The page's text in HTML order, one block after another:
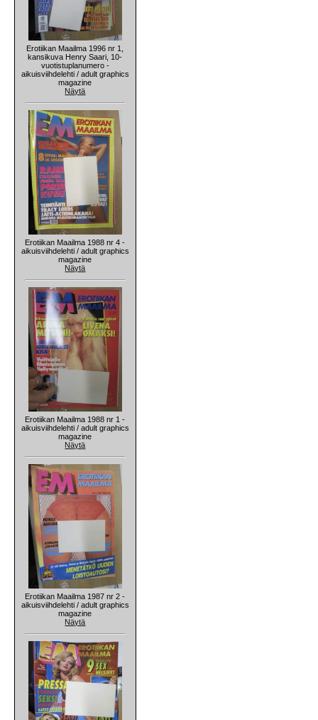
Erotiikan Maailma 1996 nr 1,
kansikuva Henry Saari, 10-
vuotistuplanumero -
aikuisviihdelehti / adult graphics
magazine
Näytä
Erotiikan Maailma 1988 nr 4 -
aikuisviihdelehti / adult graphics
magazine
Näytä
Erotiikan Maailma 1988 nr 1 -
aikuisviihdelehti / adult graphics
magazine
Näytä
Erotiikan Maailma 1987 nr 2 -
aikuisviihdelehti / adult graphics
magazine
Näytä